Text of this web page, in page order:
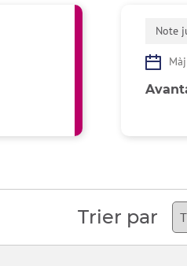
Note
Trier par